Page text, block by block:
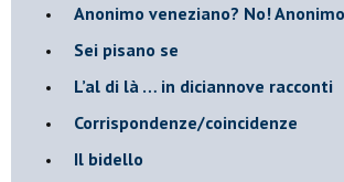
​Anonimo veneziano? No!
​Sei pisano se
​L’al di là … in diciannove racconti
Corrispondenze/coincidenze
Il bidello